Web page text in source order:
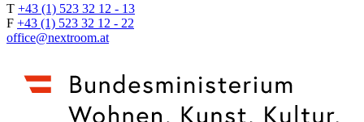
T +43 (1) 523 32 12 - 13
F +43 (1) 523 32 12 - 22
office@nextroom.at